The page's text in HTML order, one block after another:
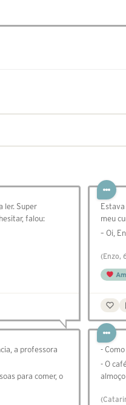
ler. Super
falou:⠀
meu
– Oi,
(Enzo,
a professora
para comer, o
-
- O